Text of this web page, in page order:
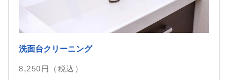
洗面台クリーニング
8,250円（税込）